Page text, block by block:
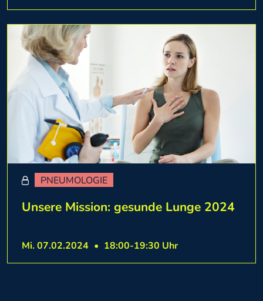
PNEUMOLOGIE
Unsere Mission: gesunde Lunge 2024
Mi. 07.02.2024 • 18:00-19:30 Uhr